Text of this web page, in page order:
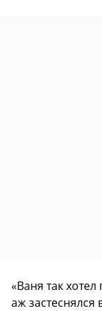
«Ваня так хотел
аж